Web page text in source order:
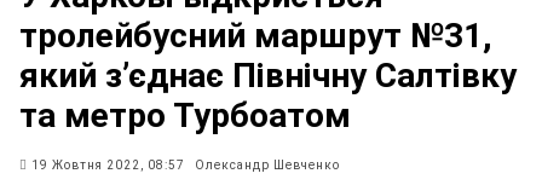
тролейбусний маршрут №31,
який з’єднає Північну Салтівку
та метро Турбоатом
19 Жовтня 2022, 08:57 Олександр Шевченко